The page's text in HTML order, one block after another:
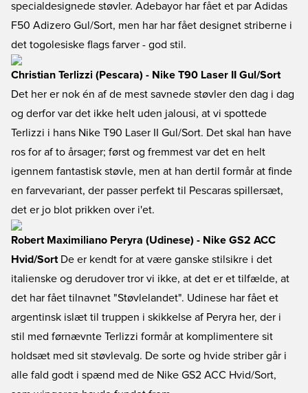
specialdesignede støvler. Adebayor har fået et par Adidas
F50 Adizero Gul/Sort, men har har fået designet striberne i
det togolesiske flags farver - god stil.
Christian Terlizzi (Pescara) - Nike T90 Laser II Gul/Sort
Det her er nok én af de mest savnede støvler den dag i dag
og derfor var det ikke helt uden jalousi, at vi spottede
Terlizzi i hans Nike T90 Laser II Gul/Sort. Det skal han have
ros for af to årsager; først og fremmest var det en helt
igennem fantastisk støvle, men at han dertil formår at finde
en farvevariant, der passer perfekt til Pescaras spillersæt,
det er jo blot prikken over i'et.
Robert Maximiliano Peryra (Udinese) - Nike GS2 ACC
Hvid/Sort De er kendt for at være ganske stilsikre i det
italienske og derudover tror vi ikke, at det er et tilfælde, at
det har fået tilnavnet "Støvlelandet". Udinese har fået et
argentinsk islæt til truppen i skikkelse af Peryra her, der i
stil med førnævnte Terlizzi formår at komplimentere sit
holdsæt med sit støvlevalg. De sorte og hvide striber går i
alle fald godt i spænd med de Nike GS2 ACC Hvid/Sort,